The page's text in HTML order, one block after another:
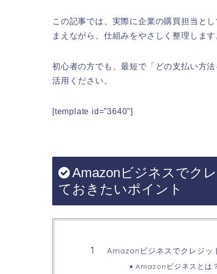
この記事では、実際に企業の購買担当と
まえながら、仕組みをやさしく整理します
初心者の方でも、最短で「どの支払い方
活用ください。
[template id=”3640″]
Amazonビジネスでク
ておきたいポイント
Amazonビジネスでクレジッ
Amazonビジネスとは